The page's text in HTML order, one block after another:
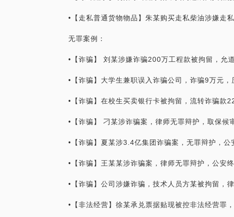
•【走私普通货物物品】朱某购买走私柴油涉嫌走
无罪案例：
•【诈骗】 刘某涉嫌诈骗200万工程款被拘留，允
•【诈骗】大学生兼职误入诈骗公司，诈骗9万元
•【诈骗】在校生买卖银行卡被拘留，流转诈骗款
•【诈骗】 刁某涉诈骗案，律师无罪辩护，取保候
•【诈骗】夏某涉3.4亿集团诈骗案，无罪辩护，公
•【诈骗】王某某涉诈骗案，律师无罪辩护，公安
•【诈骗】公司涉嫌诈骗，技术人员方某被拘留，
•【非法经营】徐某承兑票据贴现被控非法经营罪